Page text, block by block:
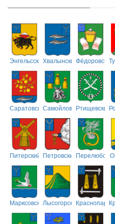
ЭнгельсскийХвалынскийФёдоровский
СаратовскийСамойловскийРтищевский
Питерский ПетровскийПерелюбский
МарксовскийЛысогорский